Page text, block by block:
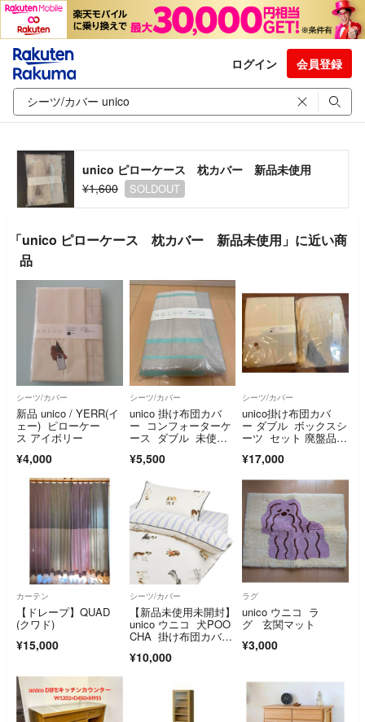
ログイン 会員登録
unico ピローケース 枕カバー 新品未使用
¥1,600
SOLDOUT
「unico ピローケース 枕カバー 新品未使用」に近い商
品
シーツ/カバー
新品 unico / YERR(イ
ェー) ピローケー
ス アイボリー
¥4,000
シーツ/カバー
unico 掛け布団カバ
ー コンフォーターケ
ース ダブル 未使用
¥5,500
シーツ/カバー
unico掛け布団カバ
ー ダブル ボックスシ
ーツ セット 廃盤品 Y
¥17,000
カーテン
【ドレープ】QUAD
(クワド)
¥15,000
シーツ/カバー
【新品未使用未開封】
unico ウニコ 犬POO
CHA 掛け布団カバ
¥10,000
ラグ
unico ウニコ ラ
グ 玄関マット
¥3,000